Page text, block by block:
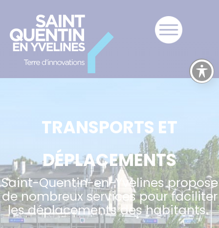
TRANSPORTS ET
DÉPLACEMENTS
Saint-Quentin-en-Yvelines propose
de nombreux services pour faciliter
les déplacements des habitants.